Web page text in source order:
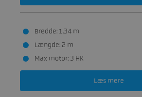
Bredde: 1.34 m
Længde: 2 m
Max motor: 3 HK
Læs mere